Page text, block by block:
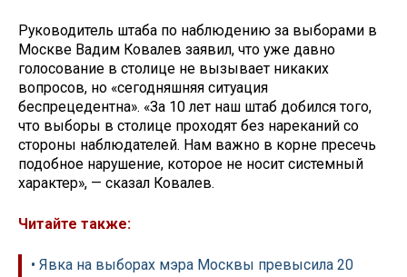
Руководитель штаба по наблюдению за выборами в
Москве Вадим Ковалев заявил, что уже давно
голосование в столице не вызывает никаких
вопросов, но «сегодняшняя ситуация
беспрецедентна». «За 10 лет наш штаб добился того,
что выборы в столице проходят без нареканий со
стороны наблюдателей. Нам важно в корне пресечь
подобное нарушение, которое не носит системный
характер», — сказал Ковалев.
Читайте также:
• Явка на выборах мэра Москвы превысила 20